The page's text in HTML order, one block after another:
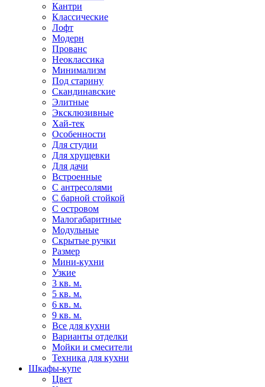
Кантри
Классические
Лофт
Модерн
Прованс
Неоклассика
Минимализм
Под старину
Скандинавские
Элитные
Эксклюзивные
Хай-тек
Особенности
Для студии
Для хрущевки
Для дачи
Встроенные
С антресолями
С барной стойкой
С островом
Малогабаритные
Модульные
Скрытые ручки
Размер
Мини-кухни
Узкие
3 кв. м.
5 кв. м.
6 кв. м.
9 кв. м.
Все для кухни
Варианты отделки
Мойки и смесители
Техника для кухни
Шкафы-купе
Цвет